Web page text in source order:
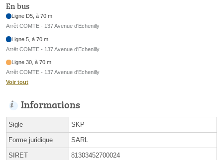
En bus
Ligne D5, à 70 m
Arrêt COMTE - 137 Avenue d'Echenilly
Ligne 5, à 70 m
Arrêt COMTE - 137 Avenue d'Echenilly
Ligne 30, à 70 m
Arrêt COMTE - 137 Avenue d'Echenilly
Voir tout
Informations
Sigle SKP
Forme juridique SARL
SIRET 81303452700024